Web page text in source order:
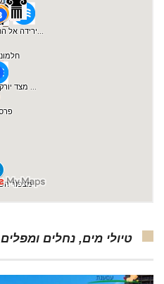
טיולי מים, נחלים ומפלים